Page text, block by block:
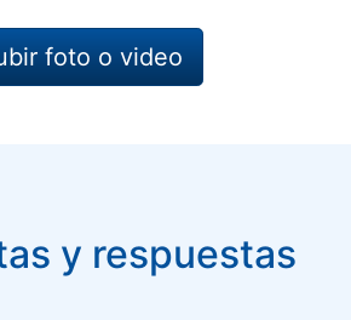
foto o video
y respuestas